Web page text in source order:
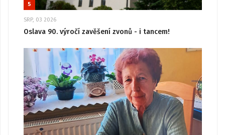
5
SRP, 03 2026
Oslava 90. výročí zavěšení zvonů - i tancem!